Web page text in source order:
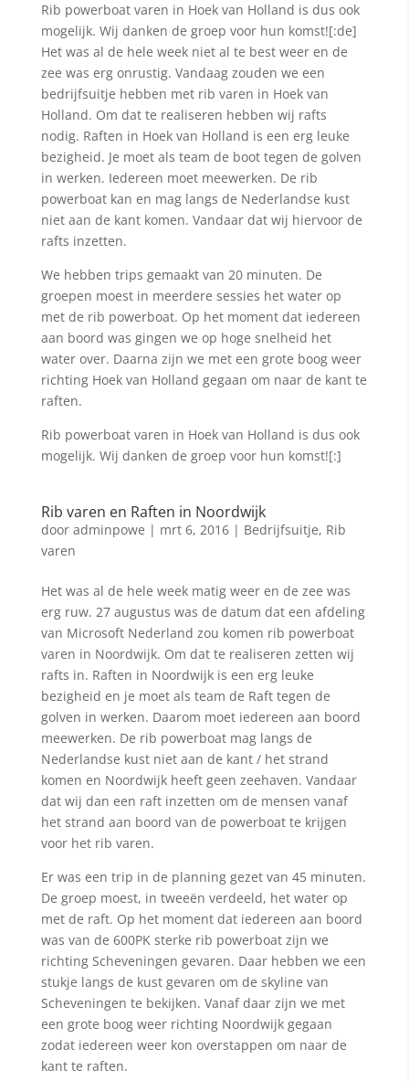
Rib powerboat varen in Hoek van Holland is dus ook
mogelijk. Wij danken de groep voor hun komst![:de]
Het was al de hele week niet al te best weer en de
zee was erg onrustig. Vandaag zouden we een
bedrijfsuitje hebben met rib varen in Hoek van
Holland. Om dat te realiseren hebben wij rafts
nodig. Raften in Hoek van Holland is een erg leuke
bezigheid. Je moet als team de boot tegen de golven
in werken. Iedereen moet meewerken. De rib
powerboat kan en mag langs de Nederlandse kust
niet aan de kant komen. Vandaar dat wij hiervoor de
rafts inzetten.
We hebben trips gemaakt van 20 minuten. De
groepen moest in meerdere sessies het water op
met de rib powerboat. Op het moment dat iedereen
aan boord was gingen we op hoge snelheid het
water over. Daarna zijn we met een grote boog weer
richting Hoek van Holland gegaan om naar de kant te
raften.
Rib powerboat varen in Hoek van Holland is dus ook
mogelijk. Wij danken de groep voor hun komst![:]
Rib varen en Raften in Noordwijk
door adminpowe | mrt 6, 2016| Bedrijfsuitje, Rib
varen
Het was al de hele week matig weer en de zee was
erg ruw. 27 augustus was de datum dat een afdeling
van Microsoft Nederland zou komen rib powerboat
varen in Noordwijk. Om dat te realiseren zetten wij
rafts in. Raften in Noordwijk is een erg leuke
bezigheid en je moet als team de Raft tegen de
golven in werken. Daarom moet iedereen aan boord
meewerken. De rib powerboat mag langs de
Nederlandse kust niet aan de kant / het strand
komen en Noordwijk heeft geen zeehaven. Vandaar
dat wij dan een raft inzetten om de mensen vanaf
het strand aan boord van de powerboat te krijgen
voor het rib varen.
Er was een trip in de planning gezet van 45 minuten.
De groep moest, in tweeën verdeeld, het water op
met de raft. Op het moment dat iedereen aan boord
was van de 600PK sterke rib powerboat zijn we
richting Scheveningen gevaren. Daar hebben we een
stukje langs de kust gevaren om de skyline van
Scheveningen te bekijken. Vanaf daar zijn we met
een grote boog weer richting Noordwijk gegaan
zodat iedereen weer kon overstappen om naar de
kant te raften.